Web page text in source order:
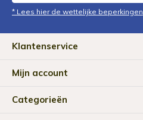
* Lees hier de wettelijke beperkingen
Klantenservice
Mijn account
Categorieën